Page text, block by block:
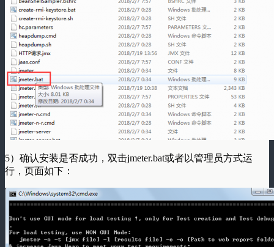
5）确认安装是否成功，双击jmeter.bat或者以管理员方式运
行，页面如下：